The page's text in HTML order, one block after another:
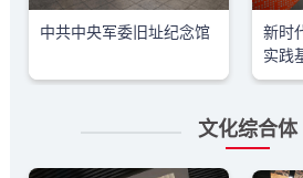
中共中央军委旧址纪念馆
新时
实践
文化综合体